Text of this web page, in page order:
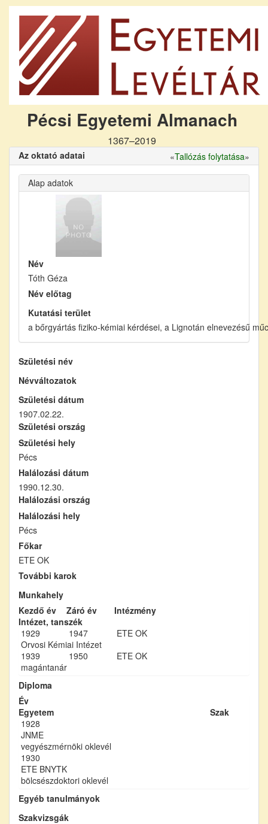
Pécsi Egyetemi Almanach
1367–2019
Az oktató adatai «Tallózás folytatása»
Alap adatok
Név
Tóth Géza
Név előtag
Kutatási terület
a bőrgyártás fiziko-kémiai kérdései, a Lignotán elnevezésű
Születési név
Névváltozatok
Születési dátum
1907.02.22.
Születési ország
Születési hely
Pécs
Halálozási dátum
1990.12.30.
Halálozási ország
Halálozási hely
Pécs
Főkar
ETE OK
További karok
Munkahely
Kezdő év
Záró év
Intézmény
Intézet, tanszék
1929
1947
ETE OK
Orvosi Kémiai Intézet
1939
1950
ETE OK
magántanár
Diploma
Év
Egyetem
Szak
1928
JNME
vegyészmérnöki oklevél
1930
ETE BNYTK
bölcsészdoktori oklevél
Egyéb tanulmányok
Szakvizsgák